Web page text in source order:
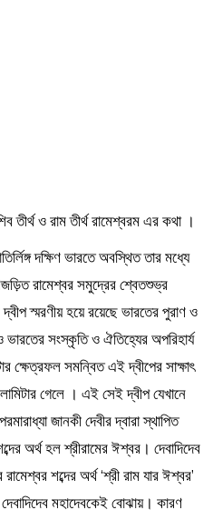
ও রাম তীর্থ রামেশ্বরম এর কথা ।
দক্ষিণ ভারতে অবস্থিত তার মধ্যে
রামেশ্বর সমুদ্রের শ্বেতশুভ্র
স্মরণীয় হয়ে রয়েছে ভারতের পুরাণ ও
সংস্কৃতি ও ঐতিহ্যের অপরিহার্য
ক্ষেত্রফল সমন্বিত এই দ্বীপের সাক্ষাৎ
গেলে । এই সেই দ্বীপ যেখানে
জানকী দেবীর দ্বারা স্থাপিত
অর্থ হল শ্রীরামের ঈশ্বর। দেবাদিদেব
শব্দের অর্থ ‘শ্রী রাম যার ঈশ্বর’
মহাদেবকেই বোঝায়। কারণ